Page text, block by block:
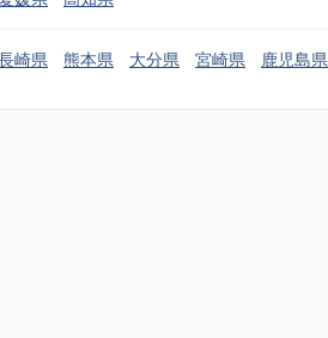
崎県 熊本県 大分県 宮崎県 鹿児島県